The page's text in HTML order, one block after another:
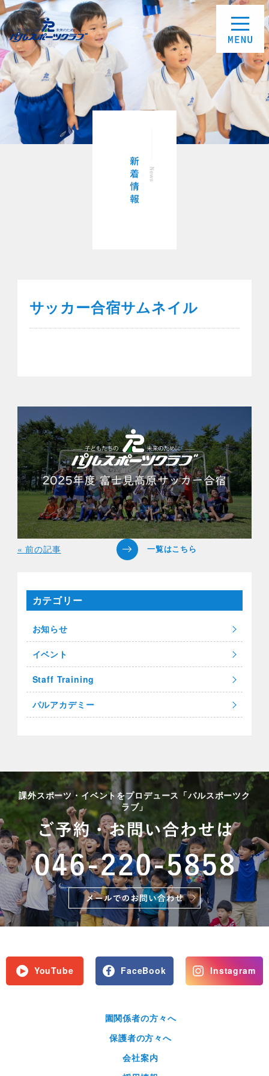
サッカー合宿サムネイル
« 前の記事
カテゴリー
お知らせ
イベント
Staff Training
パルアカデミー
課外スポーツ・イベントをプロデュース「パルスポーツク
ラブ」
YouTube FaceBook Instagram
園関係者の方々へ
保護者の方々へ
会社案内